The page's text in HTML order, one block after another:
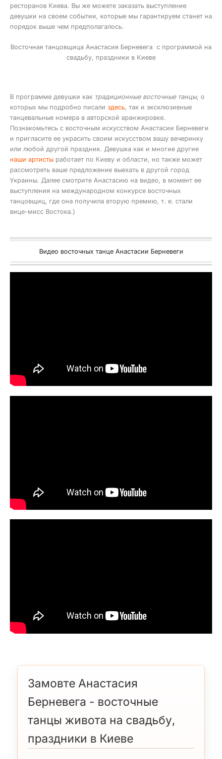
ресторанов Киева. Вы же можете заказать выступление
девушки на своем событии, которые мы гарантируем станет на
порядок выше чем предполагалось.
Восточная танцовщица Анастасия Берневега с программой на
свадьбу, праздники в Киеве
В программе девушки как традиционные восточные танцы, о
которых мы подробно писали здесь, так и эксклюзивные
танцевальные номера в авторской аранжировке.
Познакомьтесь с восточным искусством Анастасии Берневеги
и пригласите ее украсить своим искусством вашу вечеринку
или любой другой праздник. Девушка как и многие другие
наши артисты работает по Киеву и области, но также может
рассмотреть ваше предложение выехать в другой город
Украины. Далее смотрите Анастасию на видео, в момент ее
выступления на международном конкурсе восточных
танцовщиц, где она получила вторую премию, т. е. стали
вице-мисс Востока.)
Видео восточных танце Анастасии Берневеги
Замовте Анастасия
Берневега - восточные
танцы живота на свадьбу,
праздники в Киеве